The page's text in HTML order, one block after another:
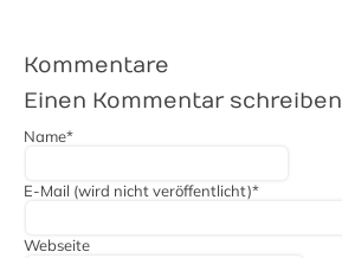
Kommentare
Einen Kommentar schreiben
Pflichtfeld
Name*
Pflichtfeld
E-Mail (wird nicht veröffentlicht)*
Webseite